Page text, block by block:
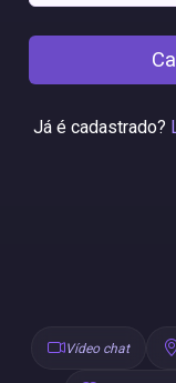
Já é cadastrado?
Vídeo chat